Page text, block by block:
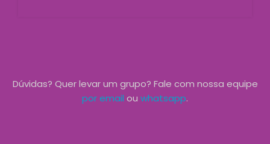
Dúvidas? Quer levar um grupo? Fale com nossa equipe
por email ou whatsapp.